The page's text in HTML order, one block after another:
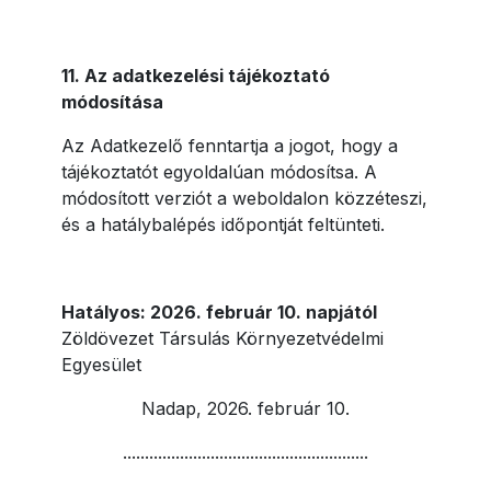
11. Az adatkezelési tájékoztató
módosítása
Az Adatkezelő fenntartja a jogot, hogy a
tájékoztatót egyoldalúan módosítsa. A
módosított verziót a weboldalon közzéteszi,
és a hatálybalépés időpontját feltünteti.
Hatályos: 2026. február 10. napjától
Zöldövezet Társulás Környezetvédelmi
Egyesület
Nadap, 2026. február 10.
........................................................